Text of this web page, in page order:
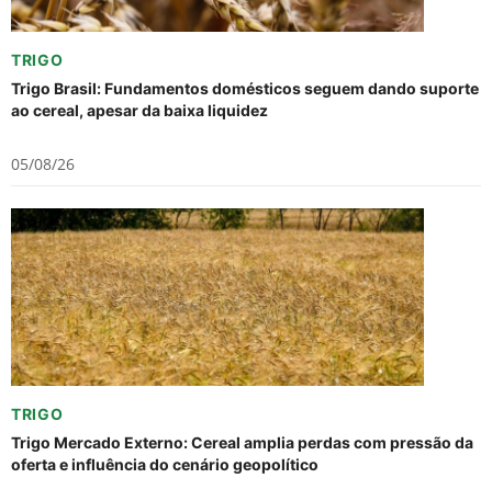
TRIGO
Trigo Brasil: Fundamentos domésticos seguem dando suporte
ao cereal, apesar da baixa liquidez
05/08/26
TRIGO
Trigo Mercado Externo: Cereal amplia perdas com pressão da
oferta e influência do cenário geopolítico